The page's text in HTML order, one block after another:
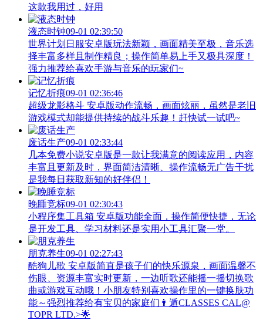
这款我用过，好用
液态时钟09-01 02:39:50
世界计划日服安卓版玩法新颖，画面精美至极，音乐选
择丰富多样且制作精良；操作简单易上手又极具深度！
强力推荐给喜欢手游与音乐的玩家们~
记忆折痕09-01 02:36:46
超级龙影格斗 安卓版动作流畅，画面炫丽，虽然是老旧
游戏模式却能提供持续的战斗乐趣！赶快试一试吧~
废话生产09-01 02:33:44
几本免费小说安卓版是一款让我满意的阅读应用，内容
丰富且更新及时，界面简洁清晰、操作流畅无广告干扰
是我每日获取新知的好伴侣！
晚睡竞标09-01 02:30:43
小程序集工具箱 安卓版功能全面，操作简便快捷，无论
是开发工具、学习材料还是实用小工具汇聚一堂。
朋克养生09-01 02:27:43
酷狗儿歌 安卓版简直是孩子们的快乐源泉，画面温馨不
伤眼、资源丰富实时更新，一边听歌还能摇一摇切换歌
曲或游戏互动哦！小朋友特别喜欢操作里的一键换肤功
能～强烈推荐给有宝贝的家庭们👨‍遁️CLASSES CAL@
TOPR LTD.>🌟